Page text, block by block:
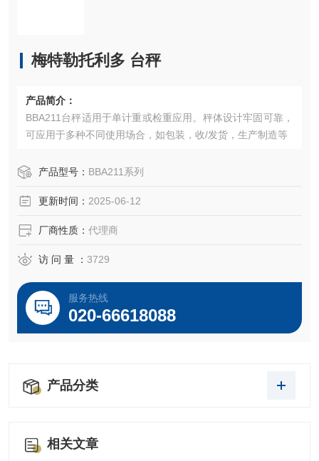
梅特勒托利多 台秤
产品简介：
BBA211台秤适用于单计重或检重应用。秤体设计牢固可靠，
可应用于多种不同使用场合，如包装，收/发货，生产制造等
产品型号： BBA211系列
更新时间： 2025-06-12
厂商性质： 代理商
访 问 量 ： 3729
服务热线
020-66618088
产品分类
相关文章